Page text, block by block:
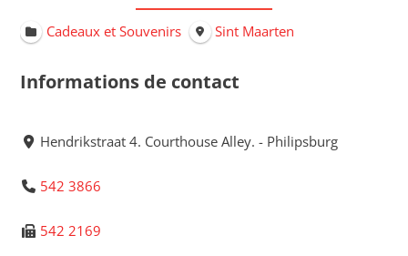
Cadeaux et Souvenirs Sint Maarten
Informations de contact
Hendrikstraat 4. Courthouse Alley. - Philipsburg
542 3866
542 2169